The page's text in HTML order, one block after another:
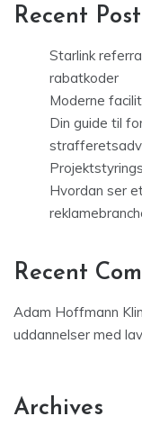
Recent
Starlink
rabatkoder
Moderne
Din guide til
Hvordan ser
Recent
Adam Hoffmann
uddannelser med
Archives